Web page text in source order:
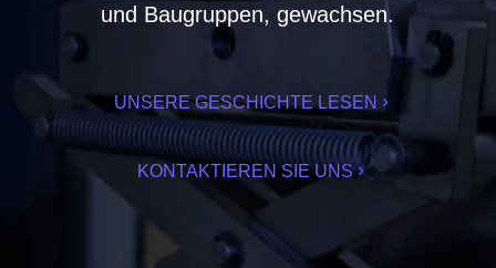
und Baugruppen, gewachsen.
UNSERE GESCHICHTE LESEN
KONTAKTIEREN SIE UNS